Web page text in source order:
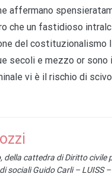
affermano
che un fastidioso
del costituzionalismo
secoli e mezzo or
vi è il rischio di
della cattedra di Diritto civile
sociali Guido Carli – LUISS